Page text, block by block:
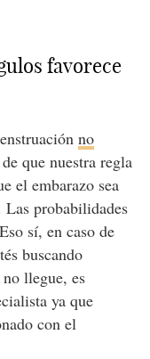
favorece
no
que nuestra regla
el embarazo sea
probabilidades
sí, en caso de
buscando
llegue, es
ya que
con el